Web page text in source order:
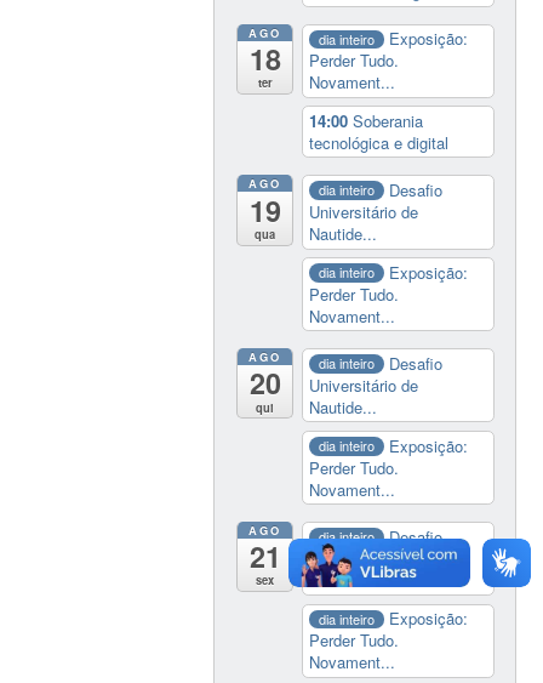
AGO
18
ter
dia inteiro
Exposição:
Perder Tudo.
Novament...
14:00Soberania
tecnológica e digital
AGO
19
qua
dia inteiro
Desafio
Universitário de
Nautide...
dia inteiro
Exposição:
Perder Tudo.
Novament...
AGO
20
qui
dia inteiro
Desafio
Universitário de
Nautide...
dia inteiro
Exposição:
Perder Tudo.
Novament...
AGO
21
sex
dia inteiro
Desafio
Universitário de
Nautide...
dia inteiro
Exposição:
Perder Tudo.
Novament...